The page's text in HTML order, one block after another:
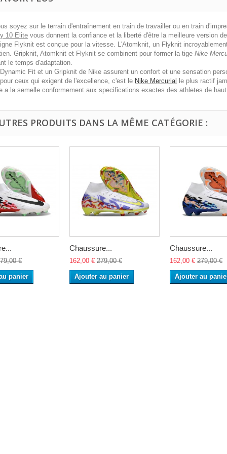
soyez sur le terrain d'entraînement en train de travailler ou en train
10 Elite vous donnent la confiance et la liberté d'être la meilleure version
Flyknit est conçue pour la vitesse. L'Atomknit, un Flyknit
Gripknit, Atomknit et Flyknit se combinent pour former la tige Nike
le temps d'adaptation.
Fit et un Gripknit de Nike assurent un confort et une sensation
ceux qui exigent de l'excellence, c'est le Nike Mercurial le plus ractif
a la semelle conformement aux specifications exactes des athletes de
PRODUITS DANS LA MÊME CATÉGORIE :
€
panier
Chaussure...
162,00 € 279,00 €
Ajouter au panier
Chaussure...
162,00 € 279,00 €
Ajouter au